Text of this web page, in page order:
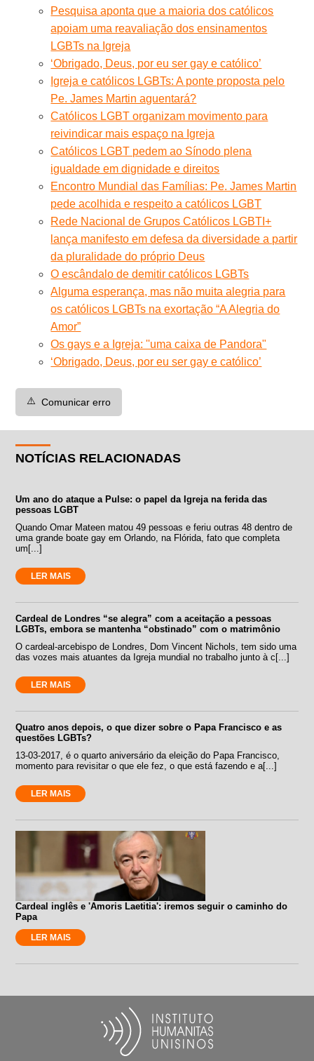
Pesquisa aponta que a maioria dos católicos
apoiam uma reavaliação dos ensinamentos
LGBTs na Igreja
‘Obrigado, Deus, por eu ser gay e católico’
Igreja e católicos LGBTs: A ponte proposta pelo
Pe. James Martin aguentará?
Católicos LGBT organizam movimento para
reivindicar mais espaço na Igreja
Católicos LGBT pedem ao Sínodo plena
igualdade em dignidade e direitos
Encontro Mundial das Famílias: Pe. James Martin
pede acolhida e respeito a católicos LGBT
Rede Nacional de Grupos Católicos LGBTI+
lança manifesto em defesa da diversidade a partir
da pluralidade do próprio Deus
O escândalo de demitir católicos LGBTs
Alguma esperança, mas não muita alegria para
os católicos LGBTs na exortação “A Alegria do
Amor”
Os gays e a Igreja: ''uma caixa de Pandora"
‘Obrigado, Deus, por eu ser gay e católico’
⚠️ Comunicar erro
NOTÍCIAS RELACIONADAS
Um ano do ataque a Pulse: o papel da Igreja na ferida das
pessoas LGBT
Quando Omar Mateen matou 49 pessoas e feriu outras 48 dentro de
uma grande boate gay em Orlando, na Flórida, fato que completa
um[...]
LER MAIS
Cardeal de Londres “se alegra” com a aceitação a pessoas
LGBTs, embora se mantenha “obstinado” com o matrimônio
O cardeal-arcebispo de Londres, Dom Vincent Nichols, tem sido uma
das vozes mais atuantes da Igreja mundial no trabalho junto à c[...]
LER MAIS
Quatro anos depois, o que dizer sobre o Papa Francisco e as
questões LGBTs?
13-03-2017, é o quarto aniversário da eleição do Papa Francisco,
momento para revisitar o que ele fez, o que está fazendo e a[...]
LER MAIS
Cardeal inglês e 'Amoris Laetitia': iremos seguir o caminho do
Papa
LER MAIS